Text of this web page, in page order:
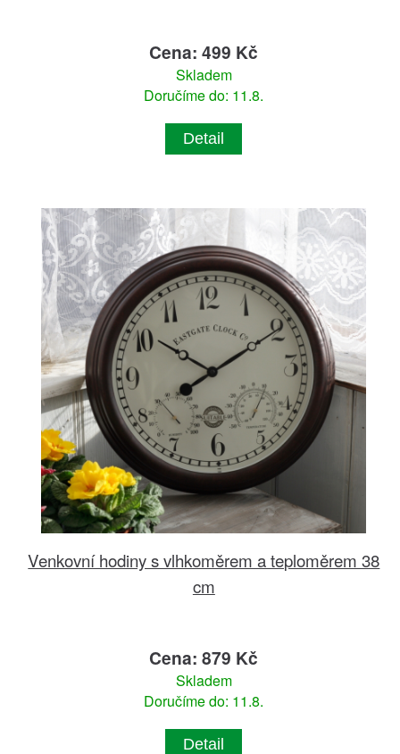
Cena: 499 Kč
Skladem
Doručíme do: 11.8.
Detail
Venkovní hodiny s vlhkoměrem a teploměrem 38
cm
Cena: 879 Kč
Skladem
Doručíme do: 11.8.
Detail